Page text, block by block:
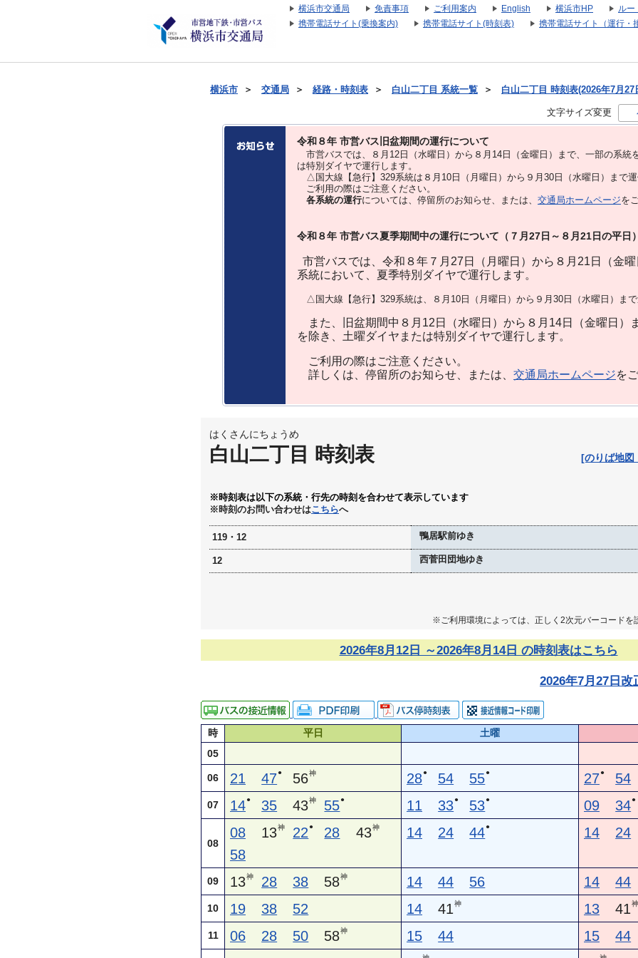
横浜市交通局 免責事項 ご利用案内 English 横浜市HP
ルー
携帯電話サイト(乗換案内)
携帯電話サイト(時刻表) 携帯電話サイト（運行・
横浜市 ＞ 交通局 ＞ 経路・時刻表 ＞ 白山二丁目 系統一覧 ＞ 白山二丁目 時刻表(2026年7月27
文字サイズ変更
令和８年 市営バス旧盆期間の運行について
市営バスでは、８⽉12⽇（水曜日）から８⽉14⽇（金曜日）まで、⼀部の系統
は特別ダイヤで運⾏します。
△国大線【急行】329系統は８月10日（月曜日）から９月30日（水曜日）まで
ご利用の際はご注意ください。
各系統の運行については、停留所のお知らせ、または、 交通局ホームページを
令和８年 市営バス夏季期間中の運行について（７月27日～８月21日の平
市営バスでは、令和８年７月27日（月曜日）から８月21日（金
系統において、夏季特別ダイヤで運行します。
△国大線【急行】329系統は、８月10日（月曜日）から９月30日（水曜日）ま
また、旧盆期間中８月12日（水曜日）から８月14日（金曜日）
を除き、土曜ダイヤまたは特別ダイヤで運行します。
ご利用の際はご注意ください。
詳しくは、停留所のお知らせ、または、 交通局ホームページを
はくさんにちょうめ
白山二丁目 時刻表 [のりば地図
※時刻表は以下の系統・行先の時刻を合わせて表示しています
※時刻のお問い合わせはこちらへ
119・12 鴨居駅前ゆき
12 西菅田団地ゆき
※ご利用環境によっては、正しく2次元バーコードを
2026年8月12日 ～2026年8月14日 の時刻表はこちら
2026年7月27日
時 平日
土曜
05
06 21 47● 56神 28● 54 55● 27● 54
07 14● 35 43神 55● 11 33● 53● 09 34●
08
08 13神 22 ● 28 43神
58
14 24 44● 14 24
09 13神 28 38 58神 14 44 56 14 44
10 19 38 52 14 41神 13 41
11 06 28 50 58神 15 44 15 44